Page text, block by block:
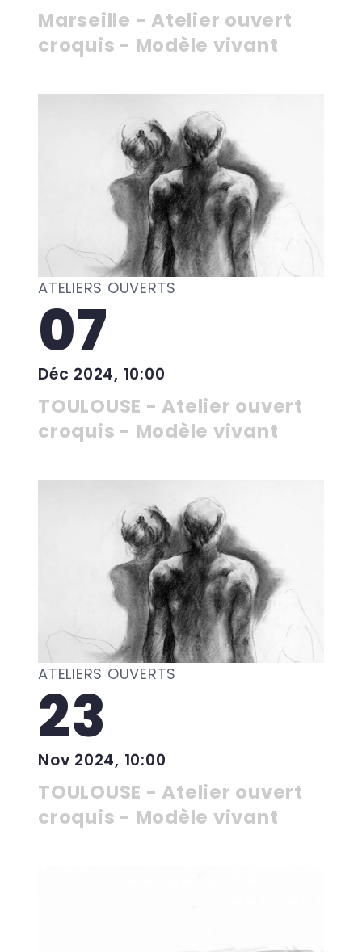
Marseille - Atelier ouvert
croquis - Modèle vivant
ATELIERS OUVERTS
07
Déc 2024, 10:00
TOULOUSE - Atelier ouvert
croquis - Modèle vivant
ATELIERS OUVERTS
23
Nov 2024, 10:00
TOULOUSE - Atelier ouvert
croquis - Modèle vivant